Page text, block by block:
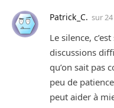
Patrick_C. sur
Le silence,
discussions
qu’on sait pas
peu de
peut aider à